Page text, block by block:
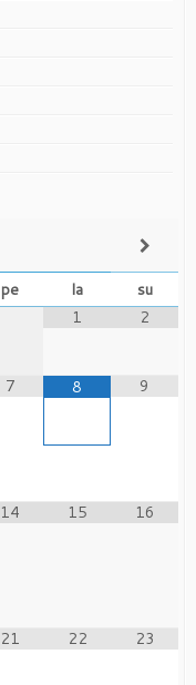
pe la
su
1
2
7 8 9
14 15 16
21 22 23